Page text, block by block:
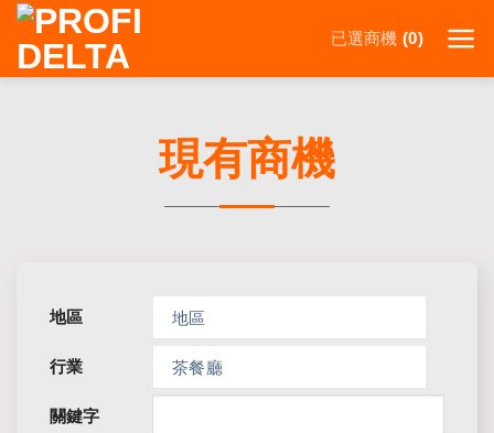
Skip
content
已選商機 0
現有商機
地區 地區
行業 茶餐廳
關鍵字